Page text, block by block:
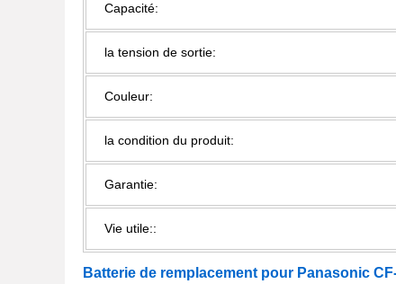
Capacité:
la tension de sortie:
Couleur:
la condition du produit:
Garantie:
Vie utile::
Batterie de remplacement pour Panasonic